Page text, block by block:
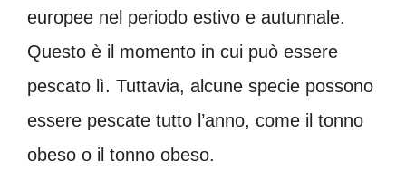
europee nel periodo estivo e autunnale.
Questo è il momento in cui può essere
pescato lì. Tuttavia, alcune specie possono
essere pescate tutto l’anno, come il tonno
obeso o il tonno obeso.